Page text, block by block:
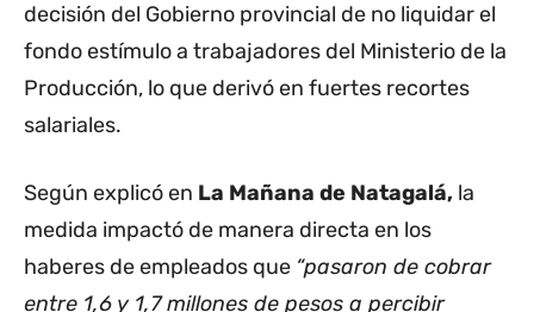
decisión del Gobierno provincial de no liquidar el
fondo estímulo a trabajadores del Ministerio de la
Producción, lo que derivó en fuertes recortes
salariales.
Según explicó en La Mañana de Natagalá, la
medida impactó de manera directa en los
haberes de empleados que “pasaron de cobrar
entre 1,6 y 1,7 millones de pesos a percibir